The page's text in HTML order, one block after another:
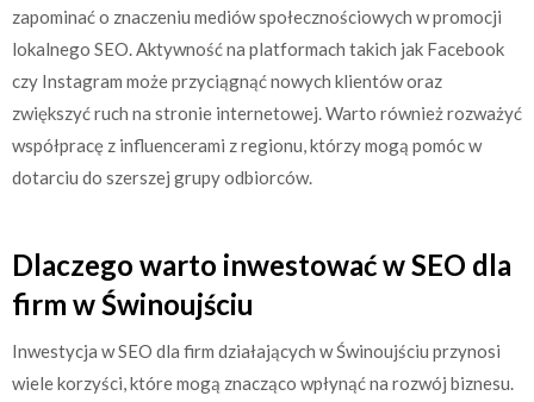
zapominać o znaczeniu mediów społecznościowych w promocji
lokalnego SEO. Aktywność na platformach takich jak Facebook
czy Instagram może przyciągnąć nowych klientów oraz
zwiększyć ruch na stronie internetowej. Warto również rozważyć
współpracę z influencerami z regionu, którzy mogą pomóc w
dotarciu do szerszej grupy odbiorców.
Dlaczego warto inwestować w SEO dla
firm w Świnoujściu
Inwestycja w SEO dla firm działających w Świnoujściu przynosi
wiele korzyści, które mogą znacząco wpłynąć na rozwój biznesu.